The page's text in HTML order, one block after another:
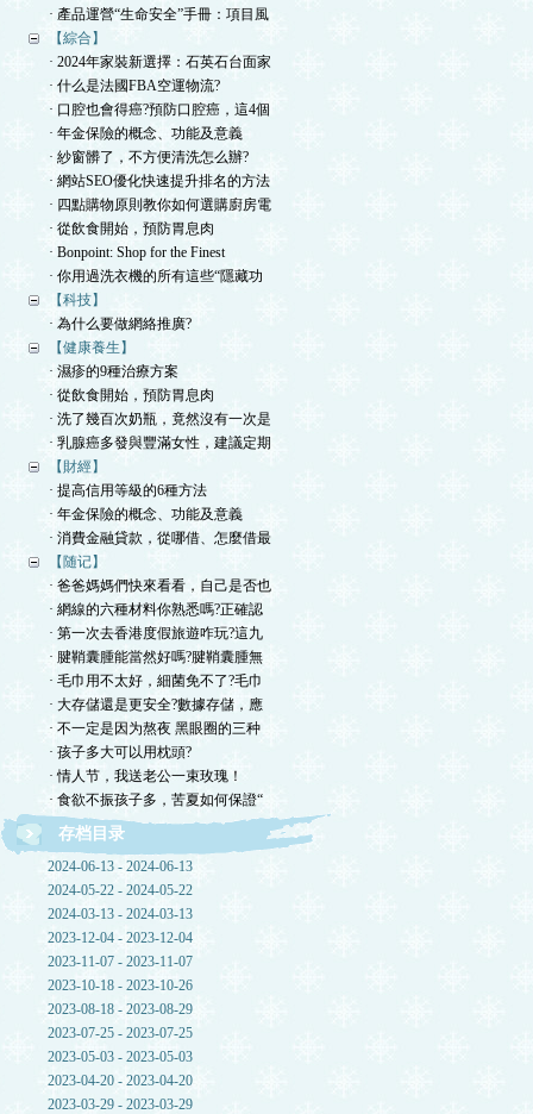
· 產品運營“生命安全”手冊：項目風
【綜合】
· 2024年家裝新選擇：石英石台面家
· 什么是法國FBA空運物流?
· 口腔也會得癌?預防口腔癌，這4個
· 年金保險的概念、功能及意義
· 紗窗髒了，不方便清洗怎么辦?
· 網站SEO優化快速提升排名的方法
· 四點購物原則教你如何選購廚房電
· 從飲食開始，預防胃息肉
· Bonpoint: Shop for the Finest
· 你用過洗衣機的所有這些“隱藏功
【科技】
· 為什么要做網絡推廣?
【健康養生】
· 濕疹的9種治療方案
· 從飲食開始，預防胃息肉
· 洗了幾百次奶瓶，竟然沒有一次是
· 乳腺癌多發與豐滿女性，建議定期
【財經】
· 提高信用等級的6種方法
· 年金保險的概念、功能及意義
· 消費金融貸款，從哪借、怎麼借最
【随记】
· 爸爸媽媽們快來看看，自己是否也
· 網線的六種材料你熟悉嗎?正確認
· 第一次去香港度假旅遊咋玩?這九
· 腱鞘囊腫能當然好嗎?腱鞘囊腫無
· 毛巾用不太好，細菌免不了?毛巾
· 大存儲還是更安全?數據存儲，應
· 不一定是因为熬夜 黑眼圈的三种
· 孩子多大可以用枕頭?
· 情人节，我送老公一束玫瑰！
· 食欲不振孩子多，苦夏如何保證“
存档目录
2024-06-13 - 2024-06-13
2024-05-22 - 2024-05-22
2024-03-13 - 2024-03-13
2023-12-04 - 2023-12-04
2023-11-07 - 2023-11-07
2023-10-18 - 2023-10-26
2023-08-18 - 2023-08-29
2023-07-25 - 2023-07-25
2023-05-03 - 2023-05-03
2023-04-20 - 2023-04-20
2023-03-29 - 2023-03-29